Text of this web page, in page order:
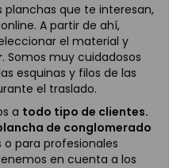
planchas que te interesan,
A partir de ahí,
el material y
. Somos muy cuidadosos
esquinas y filos de las
el traslado.
a todo tipo de clientes.
de conglomerado
para profesionales
en cuenta a los